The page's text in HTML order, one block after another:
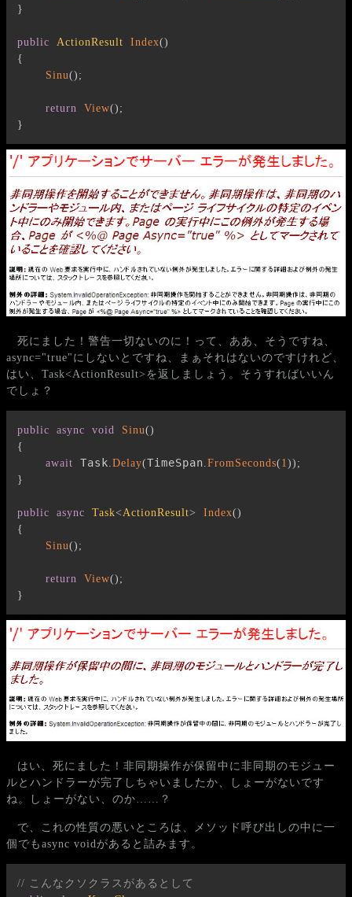
}
public ActionResult Index()
{
Sinu() ;
return View() ;
}
死にました！警告一切ないのに！って、ああ、そうですね、
async="true"にしないとですね、まぁそれはないのですけれど、
はい、Task<ActionResult>を返しましょう。そうすればいいん
でしょ？
public async void Sinu()
{
await Task Delay(TimeSpan FromSeconds( 1 )) ;
}
public async Task<ActionResult> Index()
{
Sinu() ;
return View() ;
}
はい、死にました！非同期操作が保留中に非同期のモジュー
ルとハンドラーが完了しちゃいましたか、しょーがないです
ね。しょーがない、のか……？
で、これの性質の悪いところは、メソッド呼び出しの中に一
個でもasync voidがあると詰みます。
// こんなクソクラスがあるとして